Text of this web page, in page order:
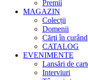
Premii
MAGAZIN
Colecții
Domenii
Cărţi în curând
CATALOG
EVENIMENTE
Lansări de
Interviuri